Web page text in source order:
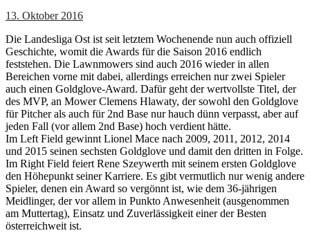
13. Oktober 2016
Die Landesliga Ost ist seit letztem Wochenende nun auch offiziell
Geschichte, womit die Awards für die Saison 2016 endlich
feststehen. Die Lawnmowers sind auch 2016 wieder in allen
Bereichen vorne mit dabei, allerdings erreichen nur zwei Spieler
auch einen Goldglove-Award. Dafür geht der wertvollste Titel, der
des MVP, an Mower Clemens Hlawaty, der sowohl den Goldglove
für Pitcher als auch für 2nd Base nur hauch dünn verpasst, aber auf
jeden Fall (vor allem 2nd Base) hoch verdient hätte.
Im Left Field gewinnt Lionel Mace nach 2009, 2011, 2012, 2014
und 2015 seinen sechsten Goldglove und damit den dritten in Folge.
Im Right Field feiert Rene Szeywerth mit seinem ersten Goldglove
den Höhepunkt seiner Karriere. Es gibt vermutlich nur wenig andere
Spieler, denen ein Award so vergönnt ist, wie dem 36-jährigen
Meidlinger, der vor allem in Punkto Anwesenheit (ausgenommen
am Muttertag), Einsatz und Zuverlässigkeit einer der Besten
österreichweit ist.